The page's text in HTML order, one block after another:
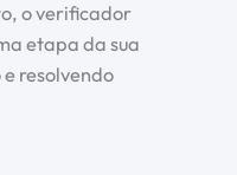
o verificador
etapa da sua
resolvendo